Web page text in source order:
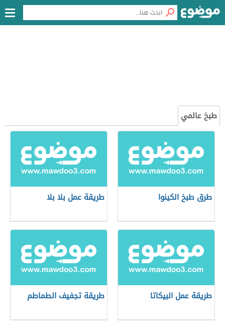
طبخ عالمي
طرق طبخ الكينوا طريقة عمل بلا بلا
طريقة عمل البيكاتا طريقة تجفيف الطماطم